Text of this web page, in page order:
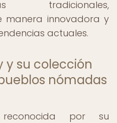
tradicionales,
manera innovadora y
actuales.
y su colección
nómadas
reconocida por su